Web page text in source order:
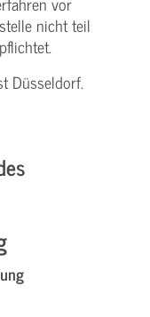
nicht teil
Düsseldorf.